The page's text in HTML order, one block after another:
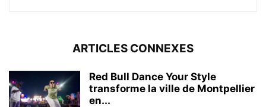
ARTICLES CONNEXES
Red Bull Dance Your Style
transforme la ville de Montpellier
en...